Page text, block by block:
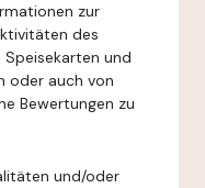
zur
des
und
oder auch von
Bewertungen zu
und/oder